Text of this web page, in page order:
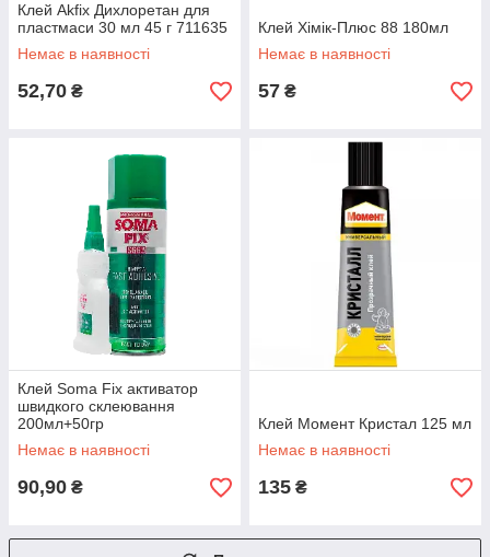
Клей Akfix Дихлоретан для
пластмаси 30 мл 45 г 711635
Немає в наявності
52,70 ₴
Клей Хімік-Плюс 88 180мл
Немає в наявності
57 ₴
Клей Soma Fix активатор
швидкого склеювання
200мл+50гр
Немає в наявності
90,90 ₴
Клей Момент Кристал 125 мл
Немає в наявності
135 ₴